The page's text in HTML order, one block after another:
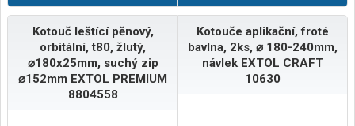
Kotouč leštící pěnový,
orbitální, t80, žlutý,
⌀180x25mm, suchý zip
⌀152mm EXTOL PREMIUM
8804558
Kotouče aplikační, froté
bavlna, 2ks, ⌀ 180-240mm,
návlek EXTOL CRAFT
10630